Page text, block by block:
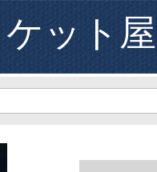
ット屋